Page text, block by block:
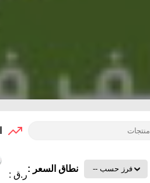
نطاق السعر :
ر.ق :